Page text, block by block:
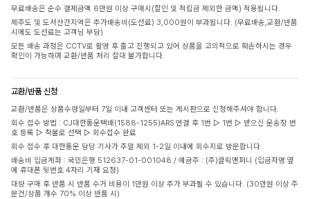
무료배송은 순수 결제금액 6만원 이상 구매시(할인 및 적립금 제외한 금액) 적용됩니다.
제주도 및 도서산간지역은 추가배송비(도선료) 3,000원이 부과됩니다. (무료배송,교환/반품
시에도 도선료는 고객님 부담)
모든 배송 과정은 CCTV로 촬영 후 출고 진행되고 있어 상품을 고의적으로 훼손하시는 경우
확인이 가능하며 교환/반품 처리 절대 불가합니다.
교환/반품 신청
교환/반품은 상품수령일부터 7일 이내 고객센터 또는 게시판으로 신청해주셔야 합니다.
회수 접수 방법 : CJ대한통운택배(1588-1255)ARS 연결 후 1번 ▷ 1번 ▷ 받으신 운송장 번
호 등록 ▷ 착불로 선택 ▷ 회수접수 완료
회수 접수 후 대한통운 담당 기사가 주말 제외 1-2일 이내에 회수지로 방문합니다.
배송비 입금계좌 : 국민은행 512637-01-001048 / 예금주 : (주)클릭앤퍼니 (입금자명 옆
에 휴대폰 뒷번호 4자리 기재 요청)
대량 구매 후 반품 시 반품 수거 비용이 1만원 이상 추가 부과될 수 있습니다. (30만원 이상 주
문건/상품 개수 70% 이상 반품 시)